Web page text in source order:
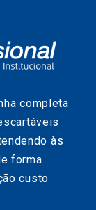
completa
às
forma
custo